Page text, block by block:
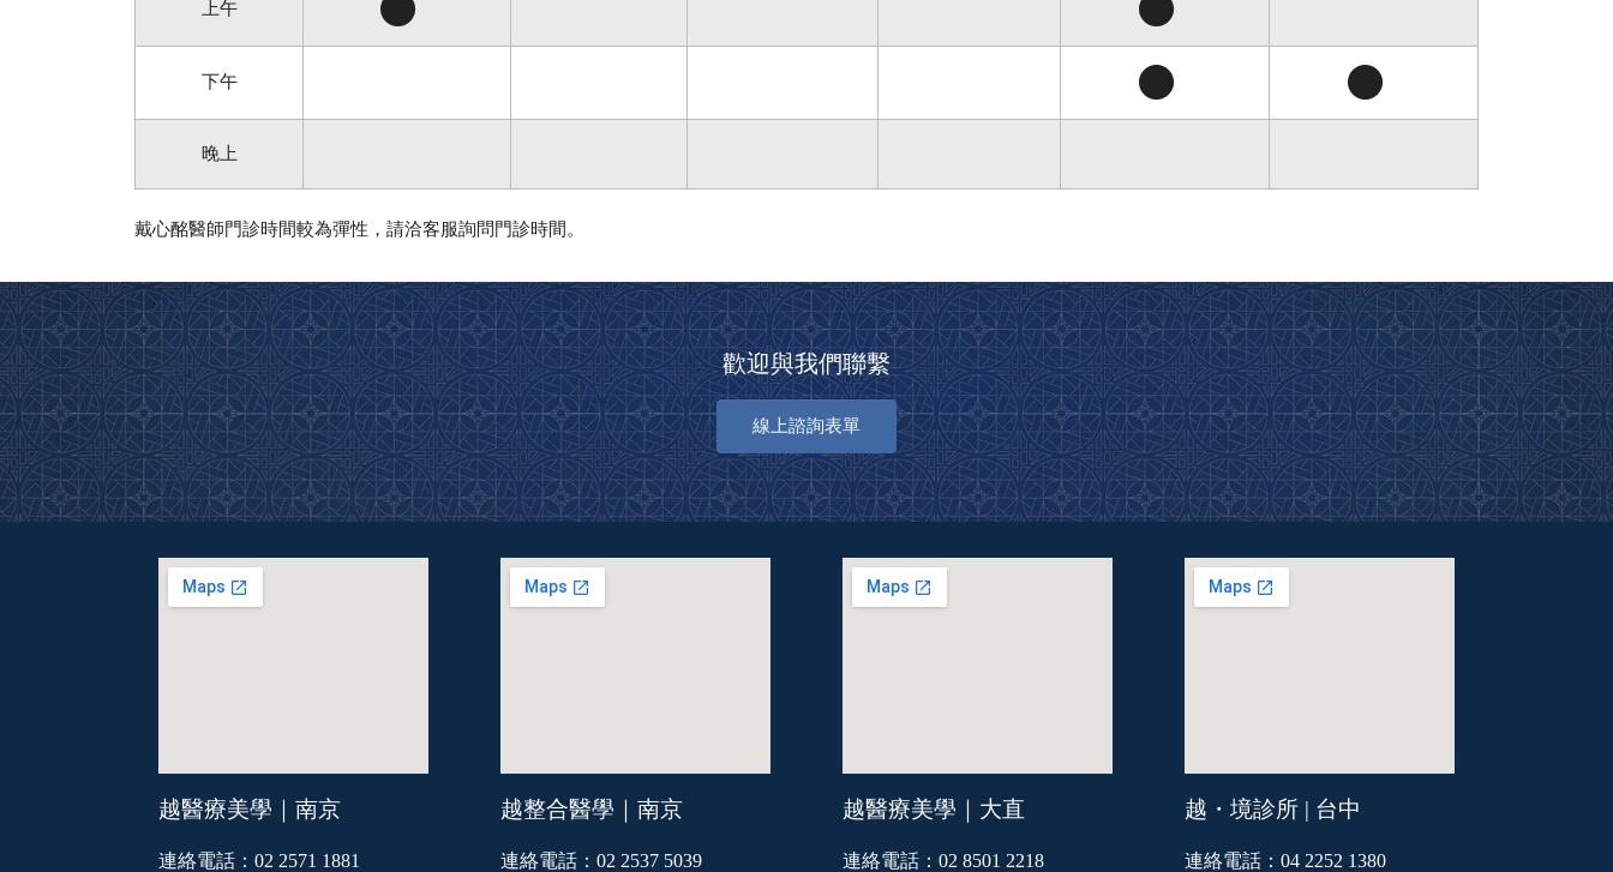
上午
下午
晚上
戴心酩醫師門診時間較為彈性，請洽客服詢問門診時間。
歡迎與我們聯繫
線上諮詢表單
越醫療美學｜南京
連絡電話：02 2571 1881
越整合醫學｜南京
連絡電話：02 2537 5039
越醫療美學｜大直
連絡電話：02 8501 2218
越・境診所 | 台中
連絡電話：04 2252 1380